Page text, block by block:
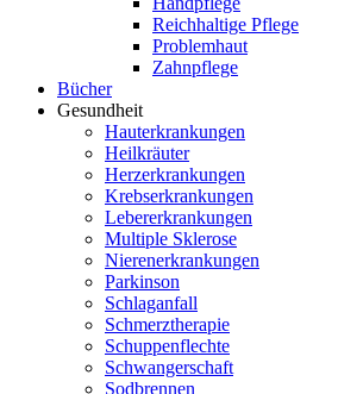
Reichhaltige Pflege
Problemhaut
Zahnpflege
Bücher
Gesundheit
Hauterkrankungen
Heilkräuter
Herzerkrankungen
Krebserkrankungen
Lebererkrankungen
Multiple Sklerose
Nierenerkrankungen
Parkinson
Schlaganfall
Schmerztherapie
Schuppenflechte
Schwangerschaft
Sodbrennen